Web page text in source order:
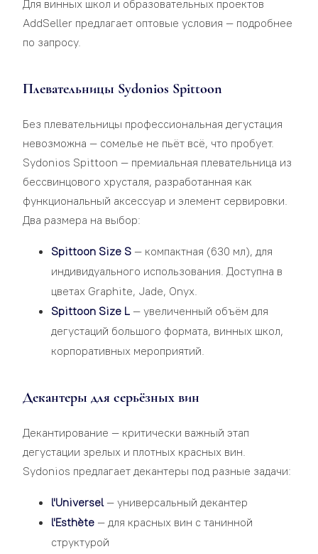
Для винных школ и образовательных проектов
AddSeller предлагает оптовые условия — подробнее
по запросу.
Плевательницы Sydonios Spittoon
Без плевательницы профессиональная дегустация
невозможна — сомелье не пьёт всё, что пробует.
Sydonios Spittoon — премиальная плевательница из
бессвинцового хрусталя, разработанная как
функциональный аксессуар и элемент сервировки.
Два размера на выбор:
Spittoon Size S — компактная (630 мл), для
индивидуального использования. Доступна в
цветах Graphite, Jade, Onyx.
Spittoon Size L — увеличенный объём для
дегустаций большого формата, винных школ,
корпоративных мероприятий.
Декантеры для серьёзных вин
Декантирование — критически важный этап
дегустации зрелых и плотных красных вин.
Sydonios предлагает декантеры под разные задачи:
l'Universel— универсальный декантер
l'Esthète — для красных вин с танинной
структурой